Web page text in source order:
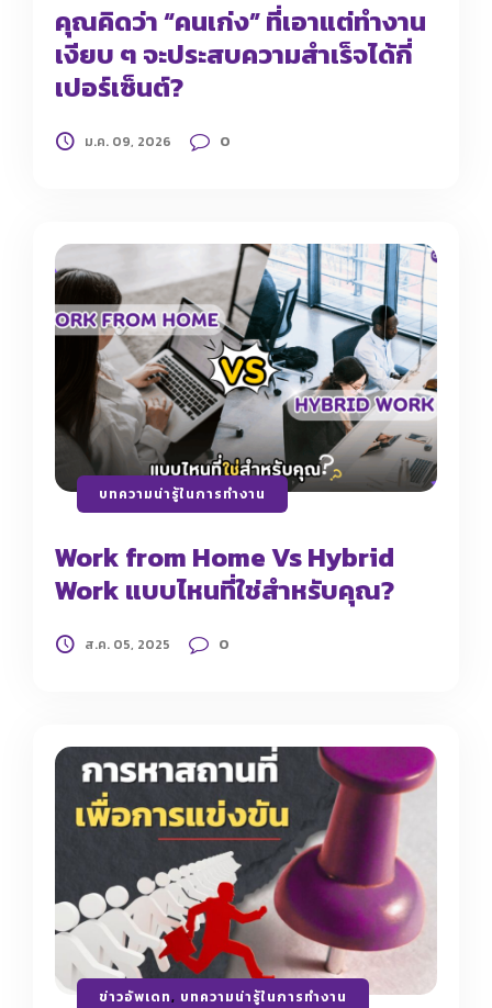
คุณคิดว่า “คนเก่ง” ที่เอาแต่ทำงาน
เงียบ ๆ จะประสบความสำเร็จได้กี่
เปอร์เซ็นต์?
ม.ค. 09, 2026 0
บทความน่ารู้ในการทำงาน
Work from Home Vs Hybrid
Work แบบไหนที่ใช่สำหรับคุณ?
ส.ค. 05, 2025 0
ข่าวอัพเดท, บทความน่ารู้ในการทำงาน